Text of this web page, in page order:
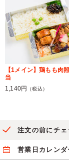
【1メイン】鶏もも肉
当
1,140円
（税込）
注文の前にチェ
営業日カレンダ